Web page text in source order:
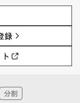
レポート
ステーション
ツール）
録